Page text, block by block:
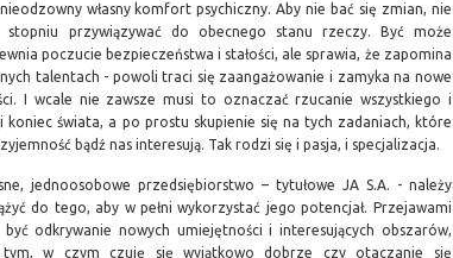
własny komfort psychiczny. Aby nie bać się zmian, nie
przywiązywać do obecnego stanu rzeczy. Być może
poczucie bezpieczeństwa i stałości, ale sprawia, że zapomina
talentach - powoli traci się zaangażowanie i zamyka na nowe
I wcale nie zawsze musi to oznaczać rzucanie wszystkiego i
koniec świata, a po prostu skupienie się na tych zadaniach, które
bądź nas interesują. Tak rodzi się i pasja, i specjalizacja.
jednoosobowe przedsiębiorstwo – tytułowe JA S.A. - należy
do tego, aby w pełni wykorzystać jego potencjał. Przejawami
odkrywanie nowych umiejętności i interesujących obszarów,
w czym czuję się wyjątkowo dobrze czy otaczanie się